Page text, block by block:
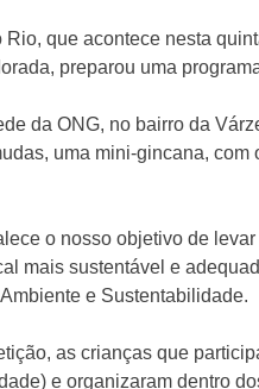
Rio, que acontece nesta
preparou uma
da ONG, no bairro da
uma mini-gincana,
o nosso objetivo de
mais sustentável e
e Sustentabilidade.
as crianças que
e organizaram dentro